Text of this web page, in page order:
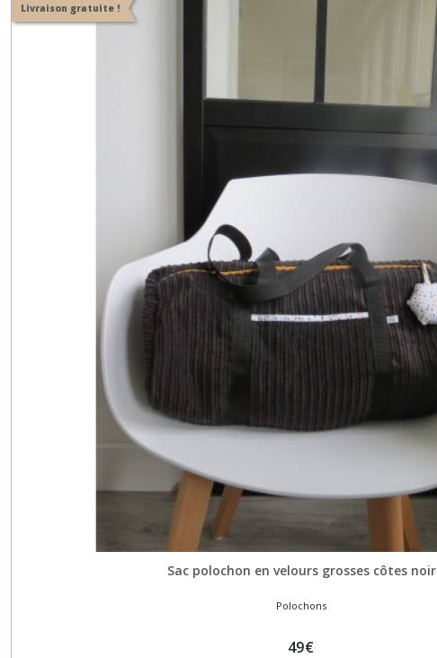
Livraison gratuite !
Sac polochon en velours grosses côtes noir
Polochons
49€